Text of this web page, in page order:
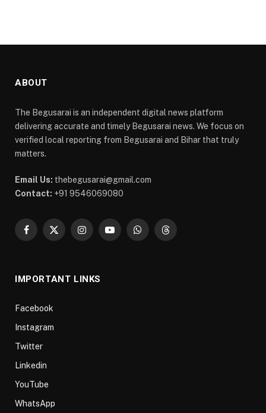
ABOUT
The Begusarai is an independent digital news platform
delivering accurate and timely Begusarai news. We focus on
verified local reporting from Begusarai and Bihar that truly
matters.
Email Us: thebegusarai@gmail.com
Contact: +91 9546069080
Facebook
X
InstagramYouTubeWhatsAppThreads
IMPORTANT LINKS
Facebook
Instagram
Twitter
Linkedin
YouTube
WhatsApp